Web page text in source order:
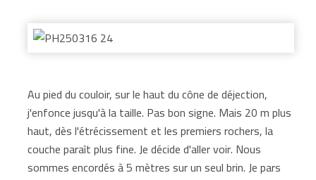
Au pied du couloir, sur le haut du cône de déjection,
j'enfonce jusqu'à la taille. Pas bon signe. Mais 20 m plus
haut, dès l'étrécissement et les premiers rochers, la
couche paraît plus fine. Je décide d'aller voir. Nous
sommes encordés à 5 mètres sur un seul brin. Je pars